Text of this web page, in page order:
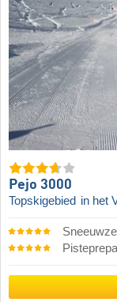
Pejo 3000
Topskigebied in het